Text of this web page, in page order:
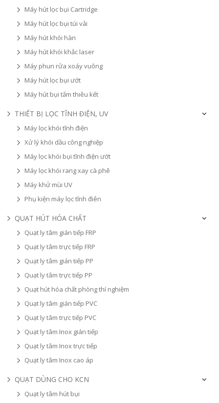
Máy hút lọc bụi Cartridge
Máy hút lọc bụi túi vải
Máy hút khói hàn
Máy hút khói khắc laser
Máy phun rửa xoáy vuông
Máy hút lọc bụi ướt
Máy hút bụi tấm thiêu kết
THIẾT BỊ LỌC TĨNH ĐIỆN, UV
Máy lọc khói tĩnh điện
Xử lý khói dầu công nghiệp
Máy lọc khói bụi tĩnh điện ướt
Máy lọc khói rang xay cà phê
Máy khử mùi UV
Phụ kiện máy lọc tĩnh điên
QUẠT HÚT HÓA CHẤT
Quạt ly tâm gián tiếp FRP
Quạt ly tâm trực tiếp FRP
Quạt ly tâm gián tiếp PP
Quạt ly tâm trực tiếp PP
Quạt hút hóa chất phòng thí nghiệm
Quạt ly tâm gián tiếp PVC
Quạt ly tâm trực tiếp PVC
Quạt ly tâm Inox gián tiếp
Quạt ly tâm Inox trực tiếp
Quạt ly tâm Inox cao áp
QUẠT DÙNG CHO KCN
Quạt ly tâm hút bụi